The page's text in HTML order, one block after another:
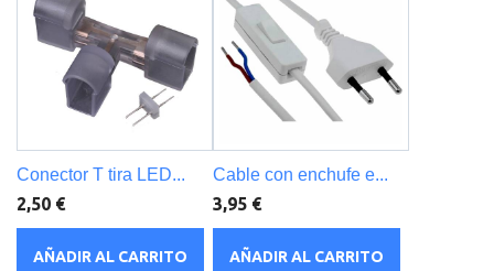
Conector T tira LED...
2,50 €
AÑADIR AL CARRITO
Cable con enchufe e...
3,95 €
AÑADIR AL CARRITO